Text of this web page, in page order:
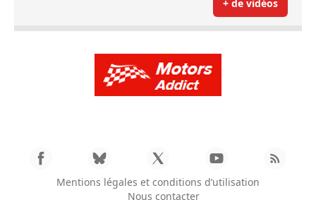
+ de vidéos
Mentions légales et conditions d’utilisation
Nous contacter